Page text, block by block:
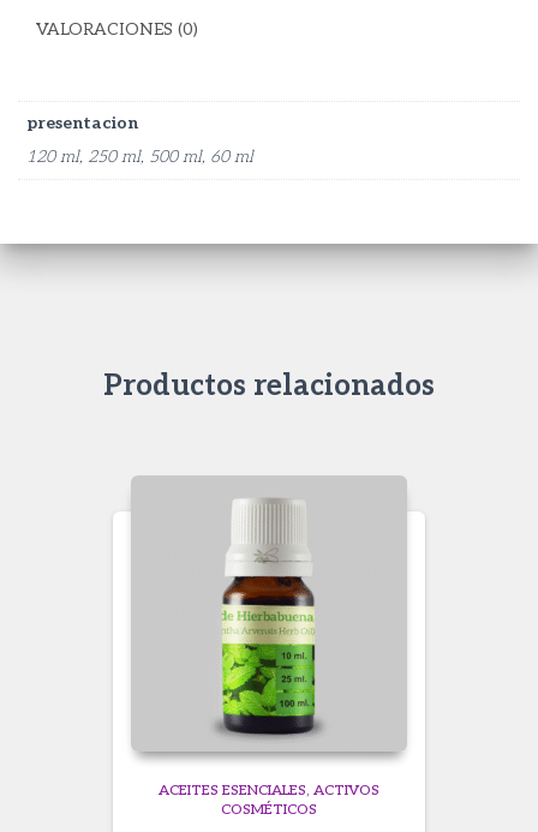
VALORACIONES (0)
presentacion
120 ml, 250 ml, 500 ml, 60 ml
Productos relacionados
ACEITES ESENCIALES ACTIVOS
COSMÉTICOS